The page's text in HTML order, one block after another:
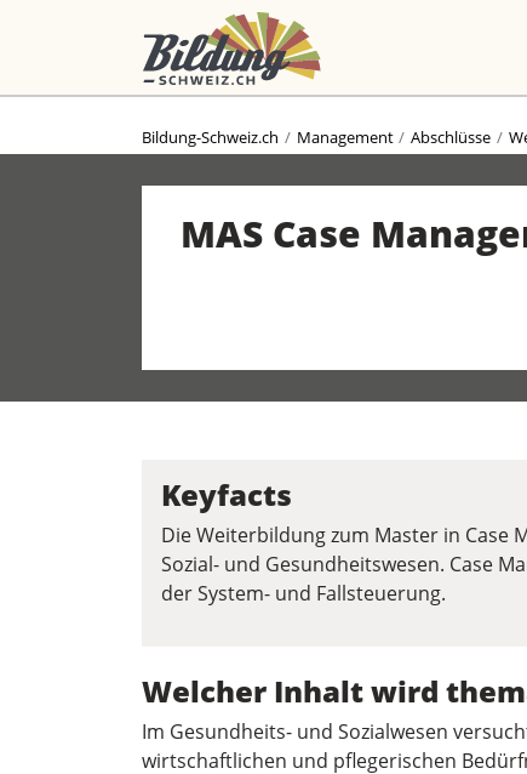
Bildung-Schweiz.ch Management Abschlüsse
MAS Case
Keyfacts
Die Weiterbildung zum Master in Case
Sozial- und Gesundheitswesen. Case
der System- und Fallsteuerung.
Welcher Inhalt wird
Im Gesundheits- und Sozialwesen
wirtschaftlichen und pflegerischen